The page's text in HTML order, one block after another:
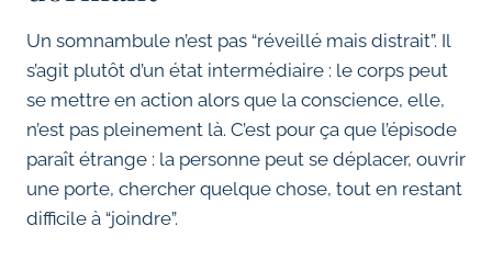
Un somnambule n’est pas “réveillé mais distrait”. Il
s’agit plutôt d’un état intermédiaire : le corps peut
se mettre en action alors que la conscience, elle,
n’est pas pleinement là. C’est pour ça que l’épisode
paraît étrange : la personne peut se déplacer, ouvrir
une porte, chercher quelque chose, tout en restant
difficile à “joindre”.